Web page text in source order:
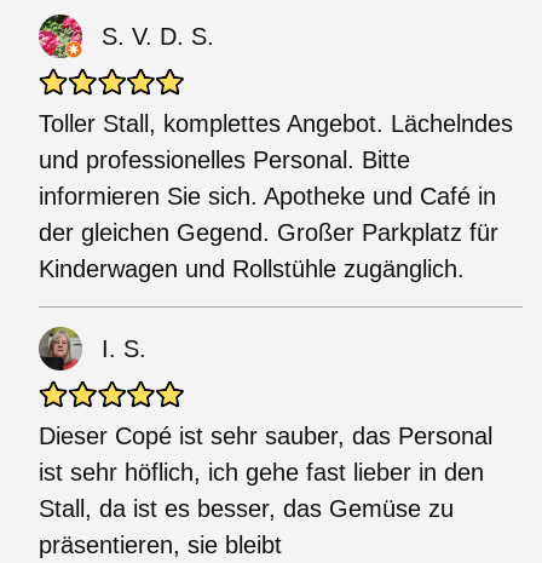
S. V. D. S.
Toller Stall, komplettes Angebot. Lächelndes
und professionelles Personal. Bitte
informieren Sie sich. Apotheke und Café in
der gleichen Gegend. Großer Parkplatz für
Kinderwagen und Rollstühle zugänglich.
I. S.
Dieser Copé ist sehr sauber, das Personal
ist sehr höflich, ich gehe fast lieber in den
Stall, da ist es besser, das Gemüse zu
präsentieren, sie bleibt